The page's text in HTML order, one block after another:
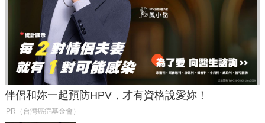
伴侶和妳一起預防HPV，才有資格說愛妳！
PR（台灣癌症基金會）